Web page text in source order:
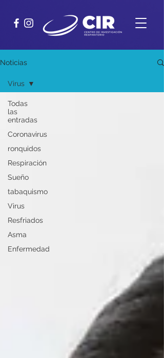
Noticias
Todas
las
entradas
Coronavirus
ronquidos
Respiración
Sueño
tabaquismo
Virus
Resfriados
Asma
Enfermedad
Virus